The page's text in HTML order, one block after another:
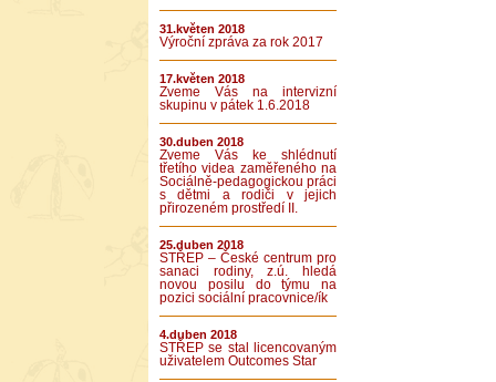
31.květen 2018
Výroční zpráva za rok 2017
17.květen 2018
Zveme Vás na intervizní
skupinu v pátek 1.6.2018
30.duben 2018
Zveme Vás ke shlédnutí
třetího videa zaměřeného na
Sociálně-pedagogickou práci
s dětmi a rodiči v jejich
přirozeném prostředí II.
25.duben 2018
STŘEP – České centrum pro
sanaci rodiny, z.ú. hledá
novou posilu do týmu na
pozici sociální pracovnice/ík
4.duben 2018
STŘEP se stal licencovaným
uživatelem Outcomes Star